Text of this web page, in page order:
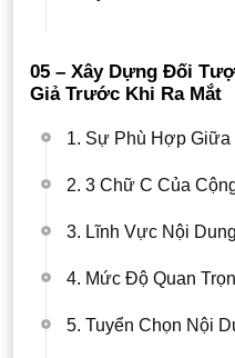
05 – Xây Dựng Đối
Giả Trước Khi Ra Mắt
1. Sự Phù Hợp
2. 3 Chữ C Của
3. Lĩnh Vực Nội Dung
4. Mức Độ Quan
5. Tuyển Chọn Nội